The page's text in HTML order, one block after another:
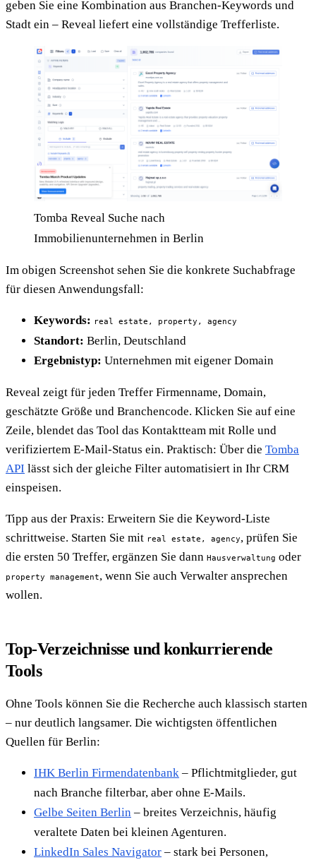
geben Sie eine Kombination aus Branchen-Keywords und
Stadt ein – Reveal liefert eine vollständige Trefferliste.
Tomba Reveal Suche nach
Immobilienunternehmen in Berlin
Im obigen Screenshot sehen Sie die konkrete Suchabfrage
für diesen Anwendungsfall:
Keywords: real estate, property, agency
Standort: Berlin, Deutschland
Ergebnistyp: Unternehmen mit eigener Domain
Reveal zeigt für jeden Treffer Firmenname, Domain,
geschätzte Größe und Branchencode. Klicken Sie auf eine
Zeile, blendet das Tool das Kontaktteam mit Rolle und
verifiziertem E-Mail-Status ein. Praktisch: Über die Tomba
API lässt sich der gleiche Filter automatisiert in Ihr CRM
einspeisen.
Tipp aus der Praxis: Erweitern Sie die Keyword-Liste
schrittweise. Starten Sie mit real estate, agency, prüfen Sie
die ersten 50 Treffer, ergänzen Sie dann Hausverwaltung oder
property management, wenn Sie auch Verwalter ansprechen
wollen.
Top-Verzeichnisse und konkurrierende
Tools
Ohne Tools können Sie die Recherche auch klassisch starten
– nur deutlich langsamer. Die wichtigsten öffentlichen
Quellen für Berlin:
IHK Berlin Firmendatenbank – Pflichtmitglieder, gut
nach Branche filterbar, aber ohne E-Mails.
Gelbe Seiten Berlin – breites Verzeichnis, häufig
veraltete Daten bei kleinen Agenturen.
LinkedIn Sales Navigator – stark bei Personen,